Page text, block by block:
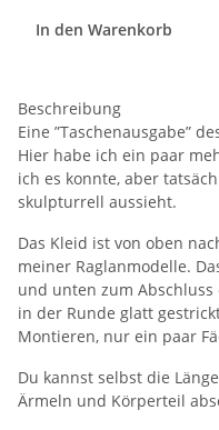
In den Warenkorb
Beschreibung
Eine ”Taschenausgabe”
Hier habe ich ein paar
ich es konnte, aber
skulpturrell aussieht.
Das Kleid ist von oben
meiner Raglanmodelle.
und unten zum
in der Runde glatt
Montieren, nur ein paar
Du kannst selbst die
Ärmeln und Körperteil